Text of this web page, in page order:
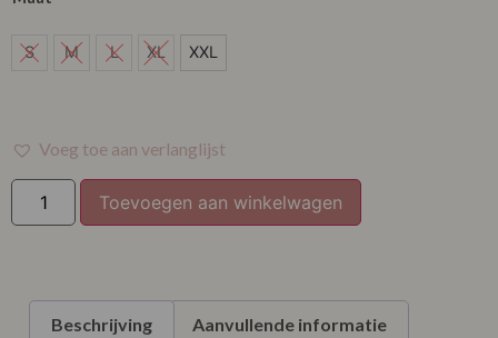
XXL
S M L XL XXL
Voeg toe aan verlanglijst
Toevoegen aan winkelwagen
Beschrijving Aanvullende informatie